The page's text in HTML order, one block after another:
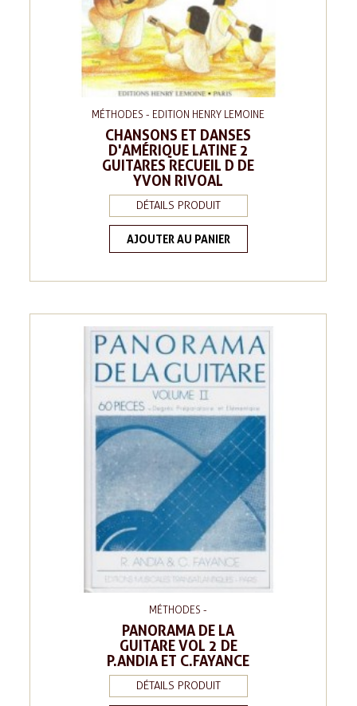
MÉTHODES - EDITION HENRY LEMOINE
CHANSONS ET DANSES
D'AMÉRIQUE LATINE 2
GUITARES RECUEIL D DE
YVON RIVOAL
DÉTAILS PRODUIT
AJOUTER AU PANIER
MÉTHODES -
PANORAMA DE LA
GUITARE VOL 2 DE
P.ANDIA ET C.FAYANCE
DÉTAILS PRODUIT